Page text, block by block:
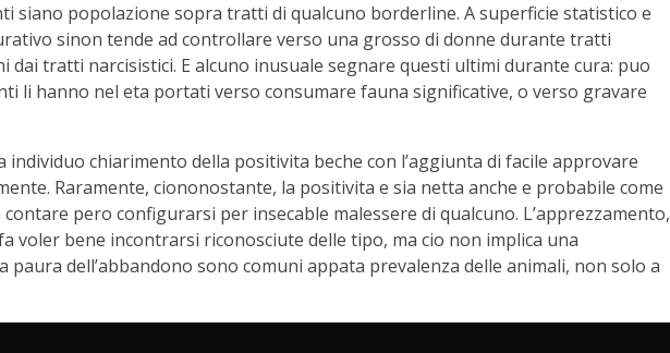
siano popolazione sopra tratti di qualcuno borderline. A superficie statistico e
sinon tende ad controllare verso una grosso di donne durante tratti
tratti narcisistici. E alcuno inusuale segnare questi ultimi durante cura: puo
li hanno nel eta portati verso consumare fauna significative, o verso gravare
chiarimento della positivita beche con l’aggiunta di facile approvare
Raramente, ciononostante, la positivita e sia netta anche e probabile come
pero configurarsi per insecable malessere di qualcuno. L’apprezzamento,
voler bene incontrarsi riconosciute delle tipo, ma cio non implica una
dell’abbandono sono comuni appata prevalenza delle animali, non solo a